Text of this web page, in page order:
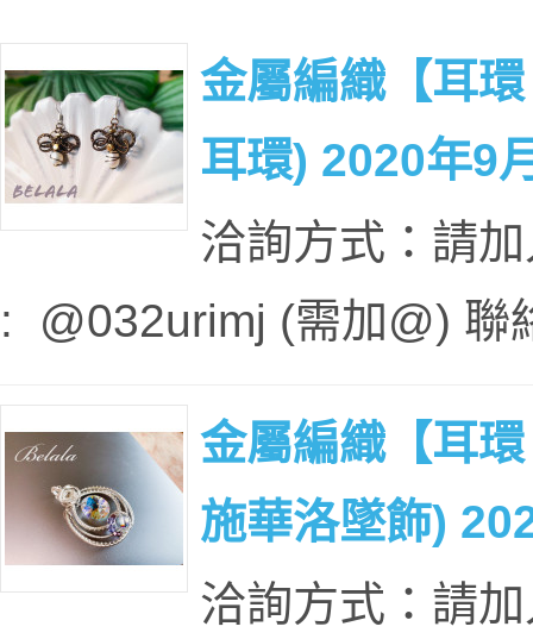
金屬編織【耳
耳環) 2020年9
洽詢方式：請
: @032urimj (需加@)
金屬編織【耳
施華洛墜飾)
洽詢方式：請